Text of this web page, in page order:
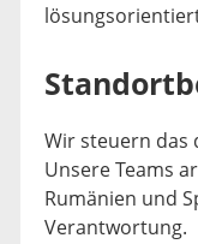
Wir steuern das
Unsere Teams
Rumänien und
Verantwortung.